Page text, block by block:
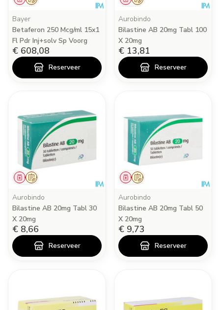
Bayer
Betaferon 250 Mcg/ml 15x1
Fl Pdr Inj+solv Sp Voorg
€ 608,08
Reserveer
Aurobindo
Bilastine AB 20mg Tabl 100
X 20mg
€ 13,81
Reserveer
Op voorschrift
Geneesmiddel
Aurobindo
Bilastine AB 20mg Tabl 30
X 20mg
€ 8,66
Reserveer
Op voorschrift
Geneesmiddel
Aurobindo
Bilastine AB 20mg Tabl 50
X 20mg
€ 9,73
Reserveer